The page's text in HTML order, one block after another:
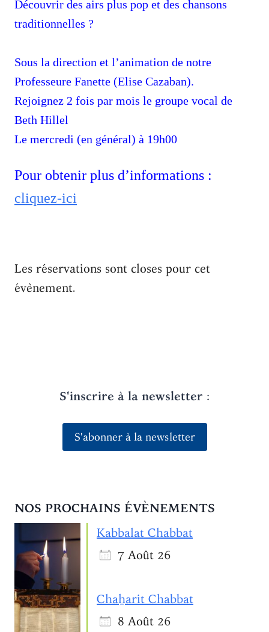
Découvrir des airs plus pop et des chansons
traditionnelles ?
Sous la direction et l’animation de notre
Professeure Fanette (Elise Cazaban).
Rejoignez 2 fois par mois le groupe vocal de
Beth Hillel
Le mercredi (en général) à 19h00
Pour obtenir plus d’informations :
cliquez-ici
Les réservations sont closes pour cet
évènement.
S'inscrire à la newsletter :
S'abonner à la newsletter
NOS PROCHAINS ÉVÈNEMENTS
Kabbalat Chabbat
7 Août 26
Chaẖarit Chabbat
8 Août 26